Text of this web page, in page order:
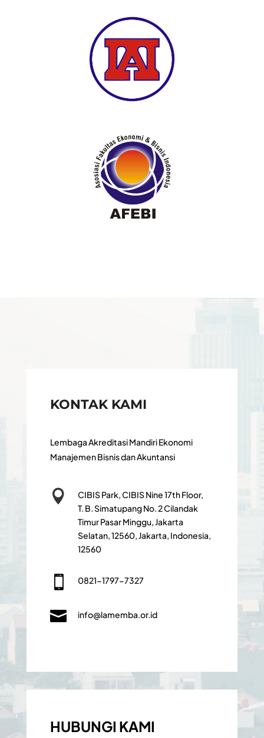
KONTAK KAMI
Lembaga Akreditasi Mandiri Ekonomi
Manajemen Bisnis dan Akuntansi

CIBIS Park, CIBIS Nine 17th Floor,
T. B. Simatupang No. 2 Cilandak
Timur Pasar Minggu, Jakarta
Selatan, 12560, Jakarta, Indonesia,
12560
 0821-1797-7327
 info@lamemba.or.id
HUBUNGI KAMI